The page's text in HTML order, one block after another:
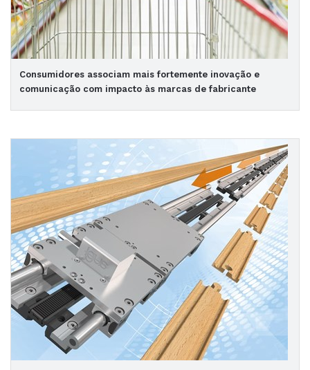
Consumidores associam mais fortemente inovação e
comunicação com impacto às marcas de fabricante